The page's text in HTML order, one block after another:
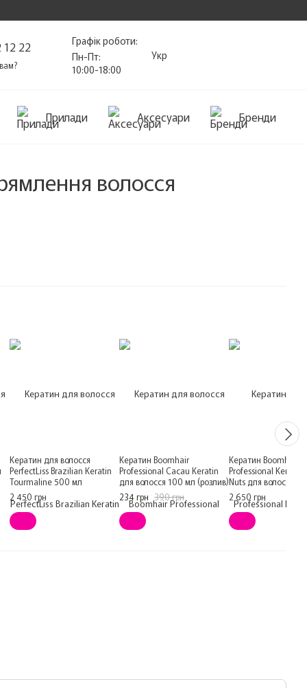
12 22
Графік роботи:
Пн-Пт:
10:00-18:00
Укр
Прилади Аксесуари Бренди
волосся
Кератин для волосся
PerfectLiss Brazilian Keratin
Tourmaline 500 мл
2 450 грн
Кератин Boomhair
Professional Cacau Keratin
для волосся 100 мл (розлив)
234 грн 390 грн
Кератин Boomhair
Professional Keratin
Nuts для волосся
2 650 грн